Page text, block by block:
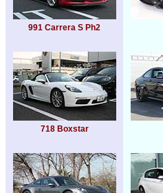
991 Carrera S Ph2
718 Boxstar